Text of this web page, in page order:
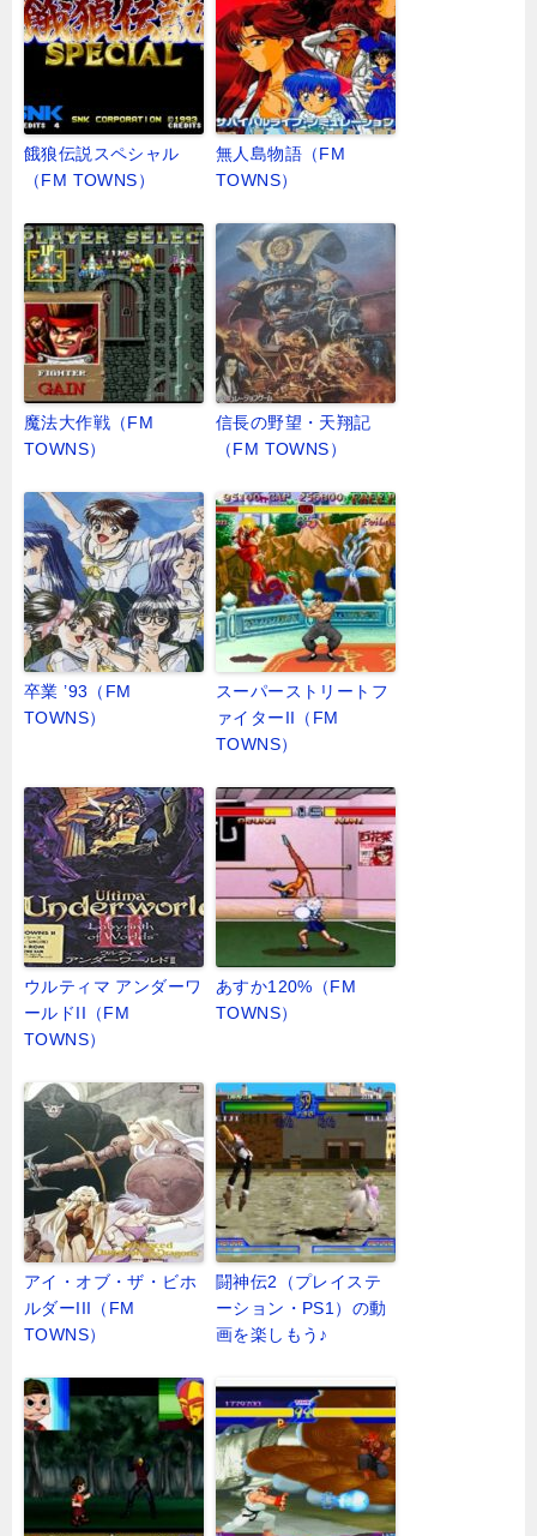
餓狼伝説スペシャル
（FM TOWNS）
無人島物語（FM
TOWNS）
魔法大作戦（FM
TOWNS）
信長の野望・天翔記
（FM TOWNS）
卒業 ’93（FM
TOWNS）
スーパーストリートフ
ァイターII（FM
TOWNS）
ウルティマ アンダーワ
ールドII（FM
TOWNS）
あすか120%（FM
TOWNS）
アイ・オブ・ザ・ビホ
ルダーIII（FM
TOWNS）
闘神伝2（プレイステ
ーション・PS1）の動
画を楽しもう♪